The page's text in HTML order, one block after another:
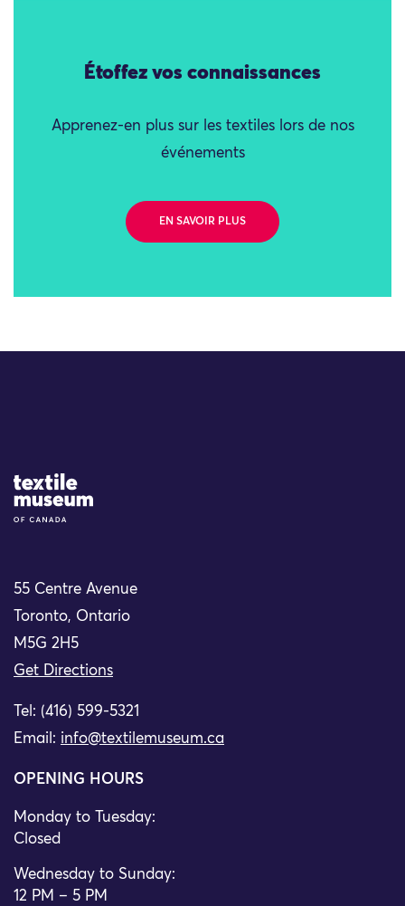
Étoffez vos connaissances
Apprenez-en plus sur les textiles lors de nos
événements
EN SAVOIR PLUS
Site Logo
55 Centre Avenue
Toronto, Ontario
M5G 2H5
Get Directions
Tel: (416) 599-5321
Email: info@textilemuseum.ca
OPENING HOURS
Monday to Tuesday:
Closed
Wednesday to Sunday:
12 PM – 5 PM